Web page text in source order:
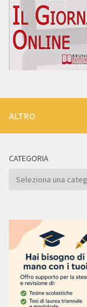
ALTRO
CATEGORIA
Categoria